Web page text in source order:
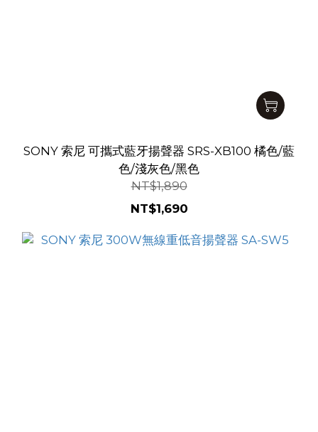
SONY 索尼 可攜式藍牙揚聲器 SRS-XB100 橘色/藍
色/淺灰色/黑色
NT$1,890
NT$1,690